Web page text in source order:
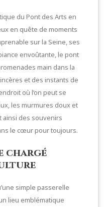
du Pont des Arts en
en quête de moments
sur la Seine, ses
envoûtante, le pont
main dans la
et des instants de
où l’on peut se
les murmures doux et
ainsi des souvenirs
le cœur pour toujours.
chargé
simple passerelle
lieu emblématique